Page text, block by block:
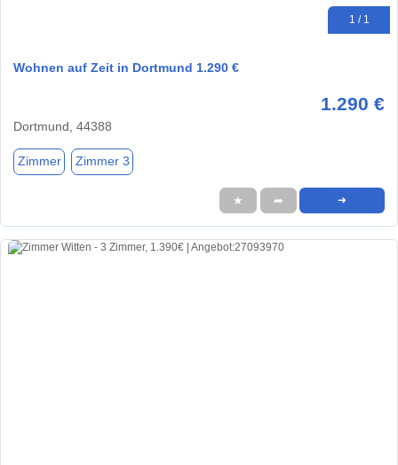
1 / 1
Wohnen auf Zeit in Dortmund 1.290 €
1.290 €
Dortmund, 44388
Zimmer Zimmer 3
★ ➦ ➜